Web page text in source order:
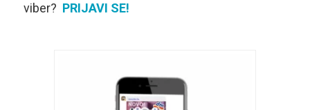
viber? PRIJAVI SE!